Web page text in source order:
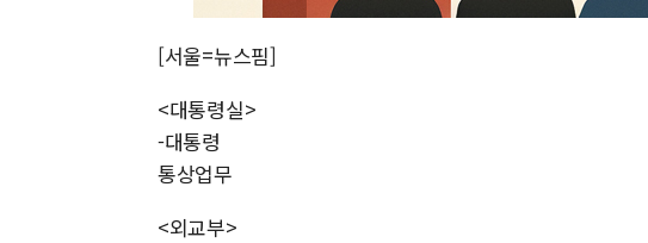
[서울=뉴스핌]
<대통령실>
-대통령
통상업무
<외교부>